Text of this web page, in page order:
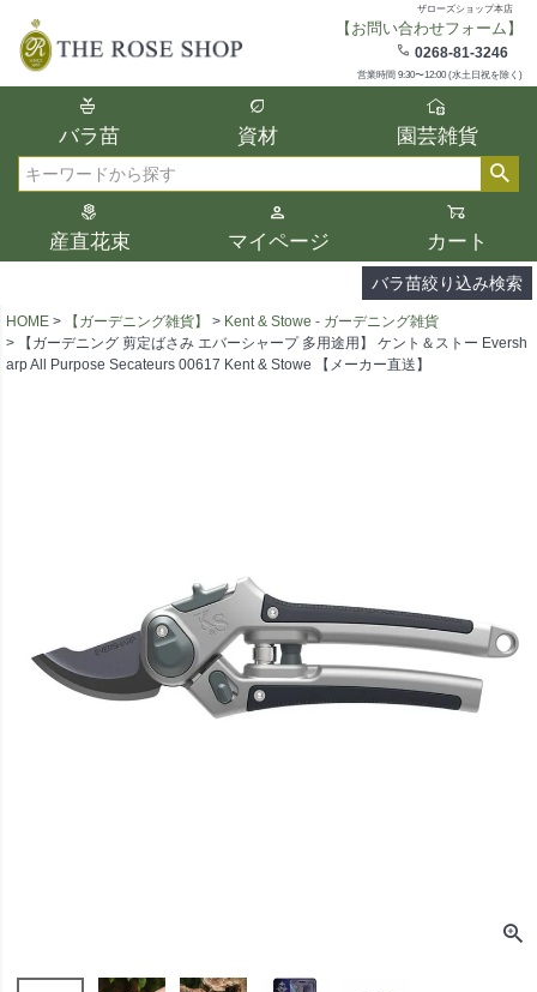
ザローズショップ本店
【お問い合わせフォーム】
0268-81-3246
営業時間 9:30〜12:00 (水土日祝を除く)
バラ苗 資材 園芸雑貨
産直花束 マイページ カート
バラ苗絞り込み検索
在庫
在庫ありのみ表示
検索
複数の条件を選択して絞り込み検索が可能
選択した項目全てに該当する品種のみ検索
結果に表示されます。
タイプ、カラー、ブランドなどは1つずつ選
択してください。
HOME 【ガーデニング雑貨】
Kent & Stowe - ガーデニング雑貨
【ガーデニング 剪定ばさみ エバーシャープ 多用途用】 ケント＆ストー Eversh
arp All Purpose Secateurs 00617 Kent & Stowe 【メーカー直送】